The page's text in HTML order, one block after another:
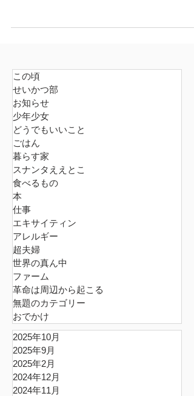
この頃
せいかつ部
お知らせ
少年少女
どうでもいいこと
ごはん
暮らす家
スナンタええとこ
食べるもの
本
仕事
エキサイティン
アレルギー
超夫婦
世界の真ん中
ファーム
革命は周辺から起こる
無題のカテゴリー
おでかけ
2025年10月
2025年9月
2025年2月
2024年12月
2024年11月